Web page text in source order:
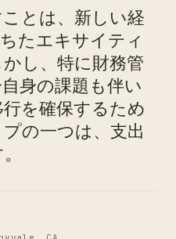
とは、新しい経
たエキサイティ
し、特に財務管
身の課題も伴い
を確保するため
の一つは、支出